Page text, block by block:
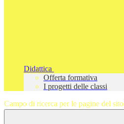
Didattica
Offerta formativa
I progetti delle classi
Campo di ricerca per le pagine del sito